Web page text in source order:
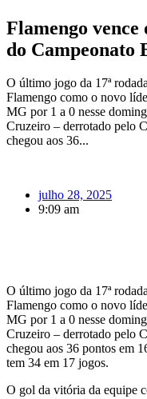
Flamengo vence
do Campeonato
O último jogo da 17ª
Flamengo como o novo
MG por 1 a 0 nesse
Cruzeiro – derrotado pelo
chegou aos 36...
julho 28, 2025
9:09 am
O último jogo da 17ª
Flamengo como o novo
MG por 1 a 0 nesse
Cruzeiro – derrotado pelo
chegou aos 36 pontos em
tem 34 em 17 jogos.
O gol da vitória da equipe